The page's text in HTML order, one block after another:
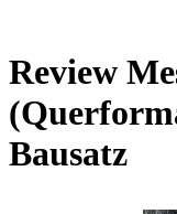
Review
Bausatz